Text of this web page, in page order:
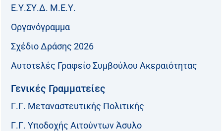
Ε.Υ.ΣΥ.Δ. Μ.Ε.Υ.
Οργανόγραμμα
Σχέδιο Δράσης 2026
Αυτοτελές Γραφείο Συμβούλου Ακεραιότητας
Γενικές Γραμματείες
Γ.Γ. Μεταναστευτικής Πολιτικής
Γ.Γ. Υποδοχής Αιτούντων Άσυλο